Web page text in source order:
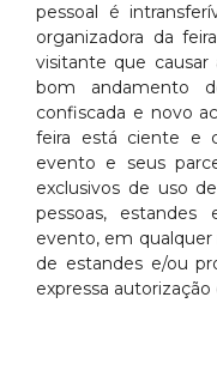
pessoal é
organizadora da
visitante que
bom andamento
confiscada e novo
feira está ciente e
evento e seus
exclusivos de uso
pessoas, estandes
evento, em
de estandes e/ou
expressa